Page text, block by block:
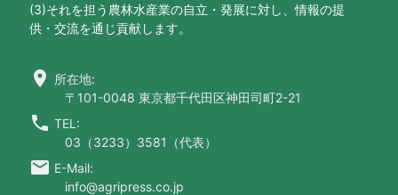
(3)それを担う農林水産業の自立・発展に対し、情報の提
供・交流を通じ貢献します。
location_on 所在地:
〒101-0048 東京都千代田区神田司町2-21
call TEL:
03（3233）3581（代表）
email E-Mail:
info@agripress.co.jp